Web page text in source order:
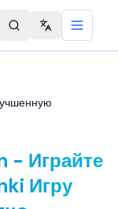
Change
- Играйте
Игру